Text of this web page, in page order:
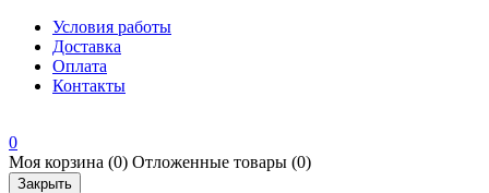
Условия работы
Доставка
Оплата
Контакты
0
Моя корзина (0) Отложенные товары (0)
Закрыть